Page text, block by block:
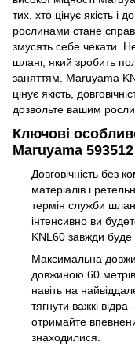
тих, хто цінує якість і
рослинами стане
змусять себе чекати.
шланг, який зробить
заняттям. Maruyama
цінує якість,
дозвольте вашим
Ключові
Maruyama 593512
Довговічність без
матеріалів і
термін служби
інтенсивно ви
KNL60 завжди буде
Максимальна
довжиною 60
навіть на
тягнути важкі
отримайте
знаходилися.